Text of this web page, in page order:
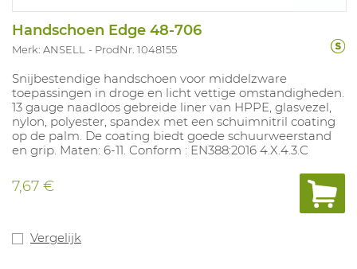
Handschoen Edge 48-706
Merk: ANSELL ProdNr. 1048155
Snijbestendige handschoen voor middelzware
toepassingen in droge en licht vettige omstandigheden.
13 gauge naadloos gebreide liner van HPPE, glasvezel,
nylon, polyester, spandex met een schuimnitril coating
op de palm. De coating biedt goede schuurweerstand
en grip. Maten: 6-11. Conform : EN388:2016 4.X.4.3.C
7,67 €
Vergelijk